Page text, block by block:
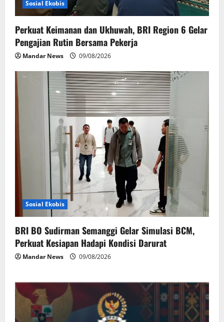
Sosial Ekobis
Perkuat Keimanan dan Ukhuwah, BRI Region 6 Gelar
Pengajian Rutin Bersama Pekerja
Mandar News 09/08/2026
Sosial Ekobis
BRI BO Sudirman Semanggi Gelar Simulasi BCM,
Perkuat Kesiapan Hadapi Kondisi Darurat
Mandar News 09/08/2026